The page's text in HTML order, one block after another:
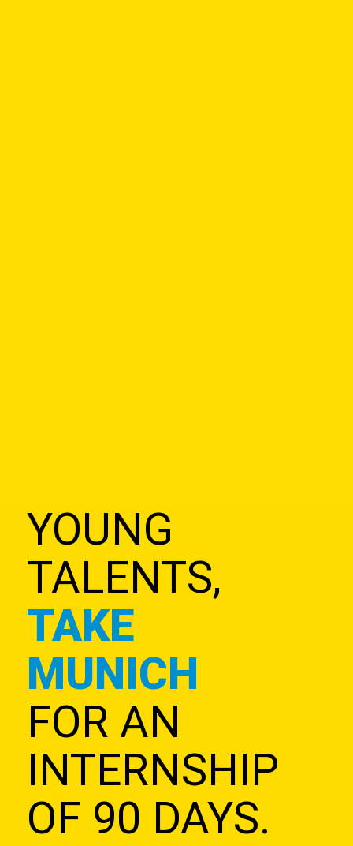
YOUNG
TALENTS,
TAKE
MUNICH
FOR AN
INTERN­SHIP
OF 90 DAYS.